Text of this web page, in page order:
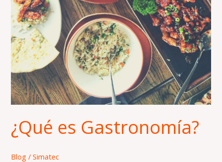
¿Qué es Gastronomía?
Blog /Simatec